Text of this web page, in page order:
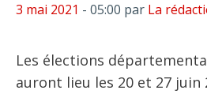
3 mai 2021 - 05:00 par La
Les élections
auront lieu les 20 et 27 juin